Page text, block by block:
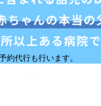
約代行も行います。